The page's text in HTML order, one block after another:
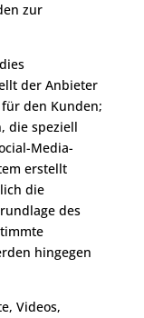
zur
der Anbieter
den Kunden;
die speziell
Media-
erstellt
die
des
hingegen
Videos,